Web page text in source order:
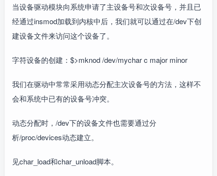
当设备驱动模块向系统申请了主设备号和次设备号，并且已
经通过insmod加载到内核中后，我们就可以通过在/dev下创
建设备文件来访问这个设备了。
字符设备的创建：$>mknod /dev/mychar c major minor
我们在驱动中常常采用动态分配主次设备号的方法，这样不
会和系统中已有的设备号冲突。
动态分配时，/dev下的设备文件也需要通过分
析/proc/devices动态建立。
见char_load和char_unload脚本。